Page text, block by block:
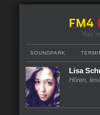
SOUNDPARK
Lisa
Hören,